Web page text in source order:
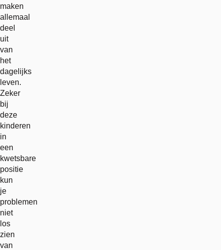
maken
allemaal
deel
uit
van
het
dagelijks
leven.
Zeker
bij
deze
kinderen
in
een
kwetsbare
positie
kun
je
problemen
niet
los
zien
van